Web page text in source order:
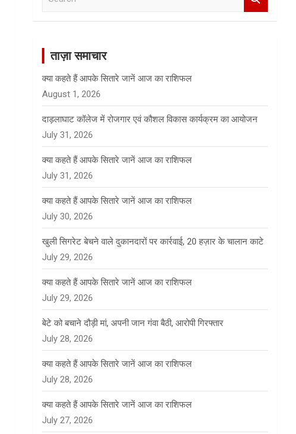
ताज़ा समाचार
क्या कहते हैं आपके सितारे जानें आज का राशिफल
August 1, 2026
दाड़लाघाट कॉलेज में रोजगार एवं कौशल विकास कार्यक्रम का आयोजन
July 31, 2026
क्या कहते हैं आपके सितारे जानें आज का राशिफल
July 31, 2026
क्या कहते हैं आपके सितारे जानें आज का राशिफल
July 30, 2026
खुली सिगरेट बेचने वाले दुकानदारों पर कार्रवाई, 20 हज़ार के चालान काटे
July 29, 2026
क्या कहते हैं आपके सितारे जानें आज का राशिफल
July 29, 2026
बेटे को बचाने दौड़ी मां, अपनी जान गंवा बैठी, आरोपी गिरफ्तार
July 28, 2026
क्या कहते हैं आपके सितारे जानें आज का राशिफल
July 28, 2026
क्या कहते हैं आपके सितारे जानें आज का राशिफल
July 27, 2026